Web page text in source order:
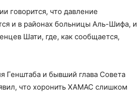
говорится, что давление
и в районах больницы Аль-Шифа, и
Шати, где, как сообщается,
Генштаба и бывший глава Совета
что хоронить ХАМАС слишком